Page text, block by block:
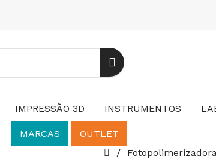
IMPRESSÃO 3D INSTRUMENTOS
MARCAS
OUTLET